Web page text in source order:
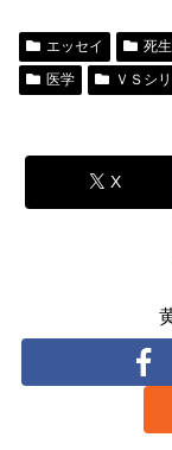
エッセイ 死
医学
ＶＳシ
X